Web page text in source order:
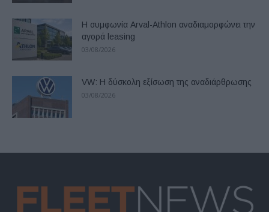
Η συμφωνία Arval-Athlon αναδιαμορφώνει την
αγορά leasing
03/08/2026
VW: Η δύσκολη εξίσωση της αναδιάρθρωσης
03/08/2026